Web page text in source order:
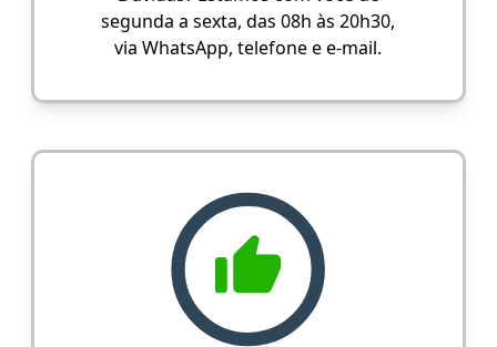
segunda a sexta, das 08h às 20h30,
via WhatsApp, telefone e e-mail.